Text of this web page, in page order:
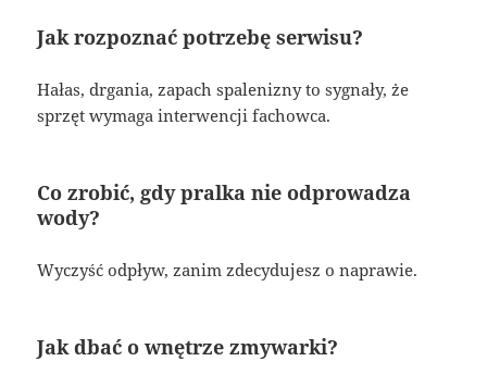
Jak rozpoznać potrzebę serwisu?
Hałas, drgania, zapach spalenizny to sygnały, że
sprzęt wymaga interwencji fachowca.
Co zrobić, gdy pralka nie odprowadza
wody?
Wyczyść odpływ, zanim zdecydujesz o naprawie.
Jak dbać o wnętrze zmywarki?